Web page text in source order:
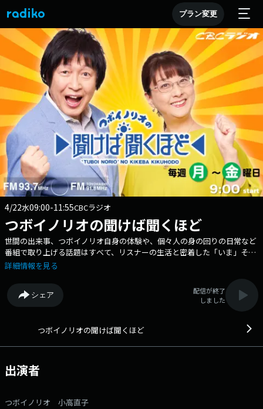
プラン変更
4/22水09:00-11:55CBCラジオ
つボイノリオの聞けば聞くほど
世間の出来事、つボイノリオ自身の体験や、個々人の身の回りの日常など
番組で取り上げる話題はすべて、リスナーの生活と密着した「いま」その
もの。 一緒に聞き、一緒に番組を創っていく。送られてくるおたよりは
て、番組はLIVE感あふれる究極の「井戸端会議｣！ パーソナリティは、
名（迷）曲「金太の大冒険」で東海地区ではおなじみのつボイノリオと、
小高直子CBCアナウンサーの名コンビ。 番組記事を読む→こちら 番
263-6800 まで
詳細情報を見る
シェア
配信が終了
しました
つボイノリオの聞けば聞くほど
出演者
つボイノリオ 小高直子